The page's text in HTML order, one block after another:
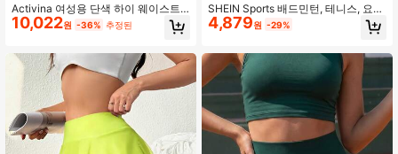
Activina 여성용 단색 하이 웨이스트
플리츠 포켓 캐주얼 다용도 데일리 운
동 야외 스포츠 스커트
10,022원 -36% 추정된
SHEIN Sports 배드민턴, 테니스, 요
가, 피트니스, 러닝 및 마라톤을 위한
내장 반바지와 포켓이 있는 여성 스포
4,879원 -29%